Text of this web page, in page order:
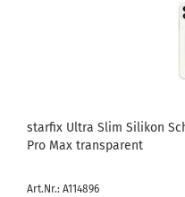
star­fix Ultra Slim Si­li­kon
Pro Max trans­pa­rent
Art.Nr.: A114896